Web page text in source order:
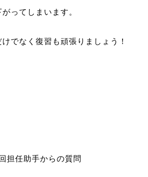
がってしまいます。
でなく復習も頑張りましょう！
担任助手からの質問